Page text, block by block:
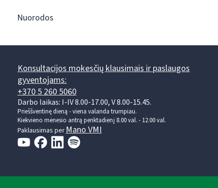
Nuorodos
Konsultacijos mokesčių klausimais ir paslaugos
gyventojams:
+370 5 260 5060
Darbo laikas: I-IV 8.00-17.00, V 8.00-15.45.
Prieššventinę dieną - viena valanda trumpiau.
Kiekvieno mėnesio antrą penktadienį 8.00 val. - 12.00 val.
Paklausimas per Mano VMI